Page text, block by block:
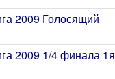
2009 Голосящий
2009 1/4 финала 1я